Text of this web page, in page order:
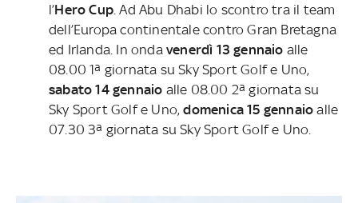
l’Hero Cup . Ad Abu Dhabi lo scontro tra il team
dell’Europa continentale contro Gran Bretagna
ed Irlanda. In onda venerdì 13 gennaio alle
08.00 1ª giornata su Sky Sport Golf e Uno,
sabato 14 gennaio alle 08.00 2ª giornata su
Sky Sport Golf e Uno,domenica 15 gennaio alle
07.30 3ª giornata su Sky Sport Golf e Uno.